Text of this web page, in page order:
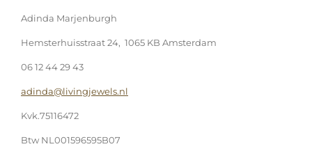
Adinda Marjenburgh
Hemsterhuisstraat 24, 1065 KB Amsterdam
06 12 44 29 43
adinda@livingjewels.nl
Kvk.75116472
Btw NL001596595B07